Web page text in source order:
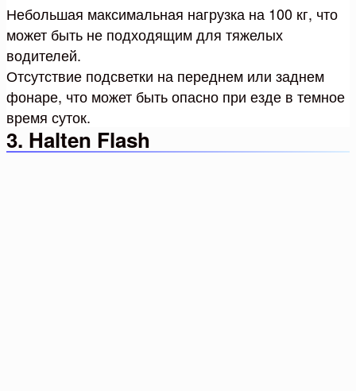
Небольшая максимальная нагрузка на 100 кг, что
может быть не подходящим для тяжелых
водителей.
Отсутствие подсветки на переднем или заднем
фонаре, что может быть опасно при езде в темное
время суток.
3. Halten Flash